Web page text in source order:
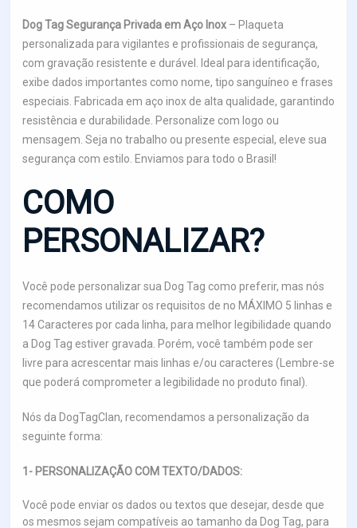
Dog Tag Segurança Privada em Aço Inox – Plaqueta
personalizada para vigilantes e profissionais de segurança,
com gravação resistente e durável. Ideal para identificação,
exibe dados importantes como nome, tipo sanguíneo e frases
especiais. Fabricada em aço inox de alta qualidade, garantindo
resistência e durabilidade. Personalize com logo ou
mensagem. Seja no trabalho ou presente especial, eleve sua
segurança com estilo. Enviamos para todo o Brasil!
COMO
PERSONALIZAR?
Você pode personalizar sua Dog Tag como preferir, mas nós
recomendamos utilizar os requisitos de no MÁXIMO 5 linhas e
14 Caracteres por cada linha, para melhor legibilidade quando
a Dog Tag estiver gravada. Porém, você também pode ser
livre para acrescentar mais linhas e/ou caracteres (Lembre-se
que poderá comprometer a legibilidade no produto final).
Nós da DogTagClan, recomendamos a personalização da
seguinte forma:
1- PERSONALIZAÇÃO COM TEXTO/DADOS:
Você pode enviar os dados ou textos que desejar, desde que
os mesmos sejam compatíveis ao tamanho da Dog Tag, para